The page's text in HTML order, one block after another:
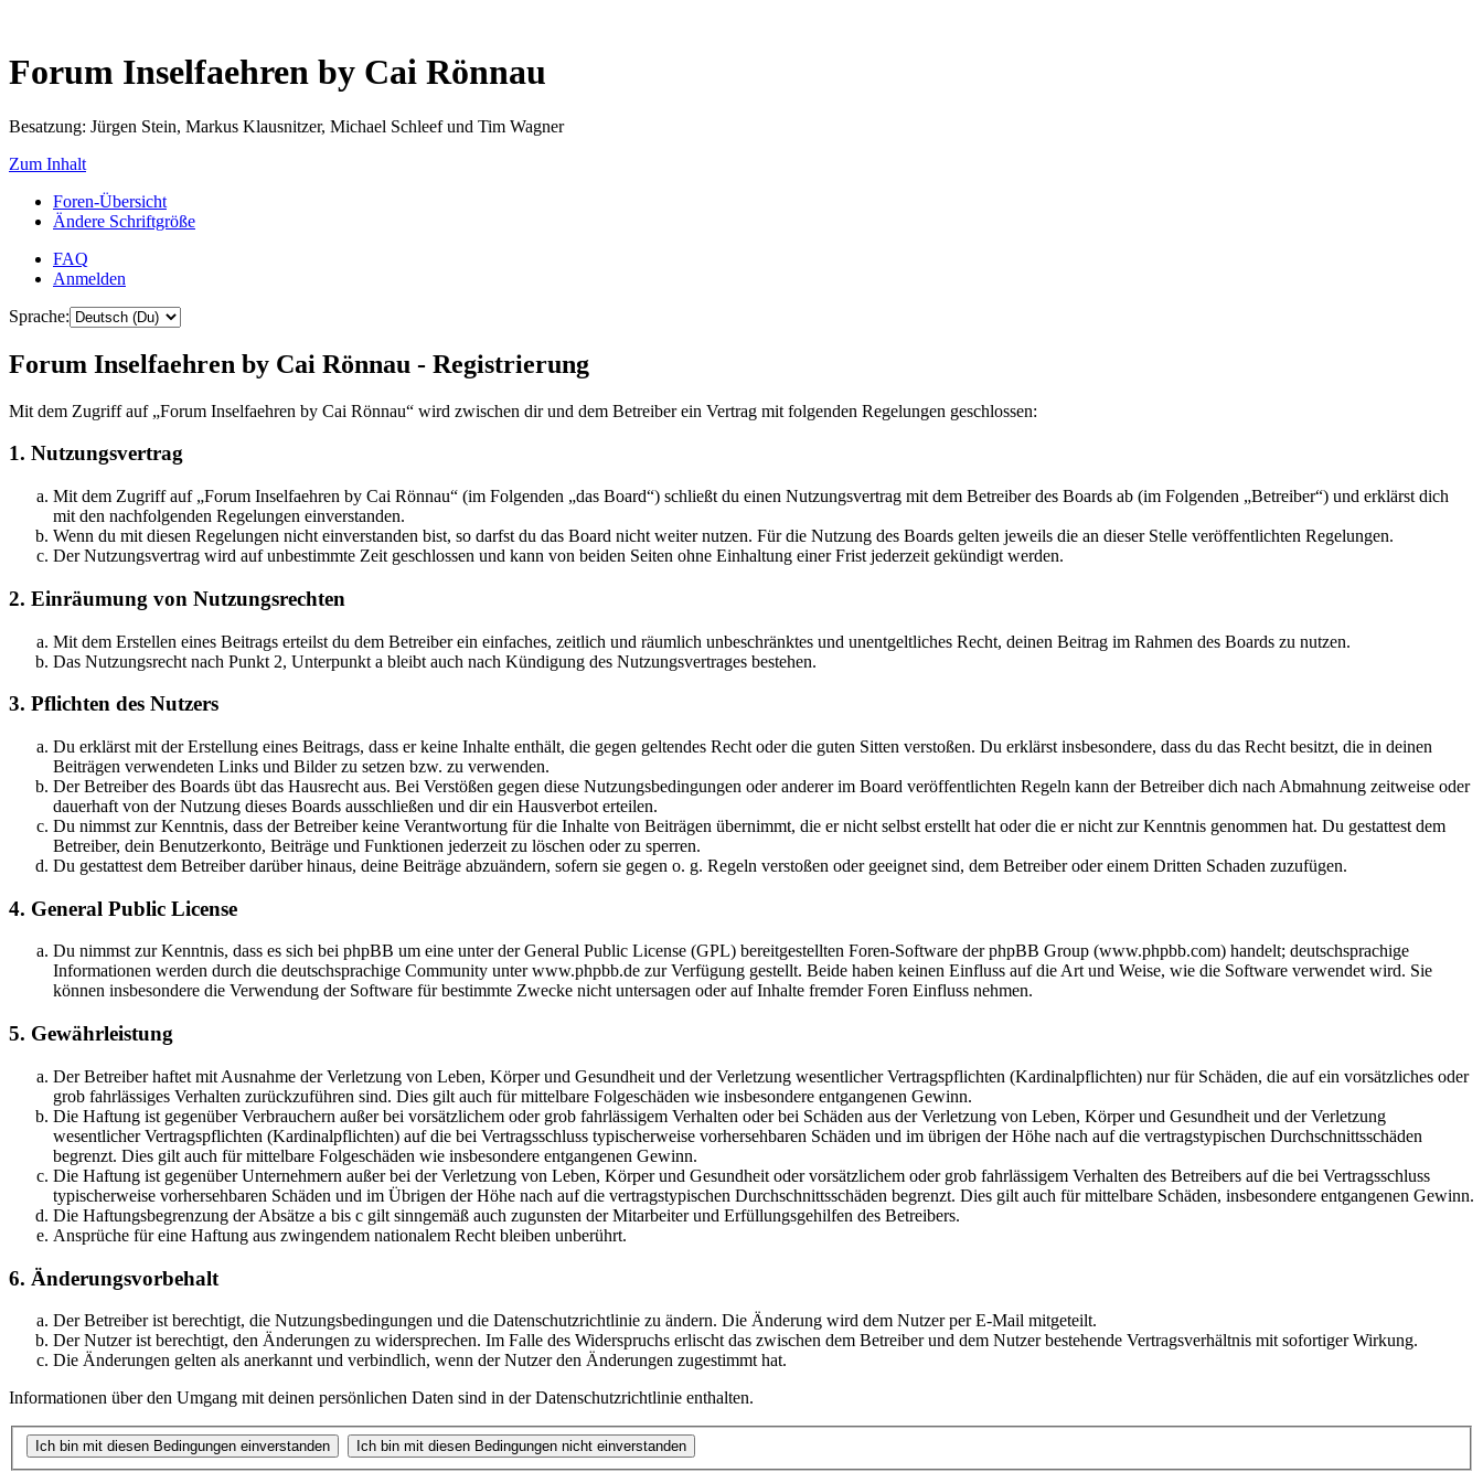
Forum Inselfaehren by Cai Rönnau
Besatzung: Jürgen Stein, Markus Klausnitzer, Michael Schleef und Tim Wagner
Zum Inhalt
Foren-Übersicht
Ändere Schriftgröße
FAQ
Anmelden
Sprache:
Forum Inselfaehren by Cai Rönnau - Registrierung
Mit dem Zugriff auf „Forum Inselfaehren by Cai Rönnau“ wird zwischen dir und dem Betreiber ein Vertrag mit folgenden Regelungen geschlossen:
1. Nutzungsvertrag
Mit dem Zugriff auf „Forum Inselfaehren by Cai Rönnau“ (im Folgenden „das Board“) schließt du einen Nutzungsvertrag mit dem Betreiber des Boards ab (im Folgenden „Betreiber“) und erklärst dich
mit den nachfolgenden Regelungen einverstanden.
Wenn du mit diesen Regelungen nicht einverstanden bist, so darfst du das Board nicht weiter nutzen. Für die Nutzung des Boards gelten jeweils die an dieser Stelle veröffentlichten Regelungen.
Der Nutzungsvertrag wird auf unbestimmte Zeit geschlossen und kann von beiden Seiten ohne Einhaltung einer Frist jederzeit gekündigt werden.
2. Einräumung von Nutzungsrechten
Mit dem Erstellen eines Beitrags erteilst du dem Betreiber ein einfaches, zeitlich und räumlich unbeschränktes und unentgeltliches Recht, deinen Beitrag im Rahmen des Boards zu nutzen.
Das Nutzungsrecht nach Punkt 2, Unterpunkt a bleibt auch nach Kündigung des Nutzungsvertrages bestehen.
3. Pflichten des Nutzers
Du erklärst mit der Erstellung eines Beitrags, dass er keine Inhalte enthält, die gegen geltendes Recht oder die guten Sitten verstoßen. Du erklärst insbesondere, dass du das Recht besitzt, die in deinen
Beiträgen verwendeten Links und Bilder zu setzen bzw. zu verwenden.
Der Betreiber des Boards übt das Hausrecht aus. Bei Verstößen gegen diese Nutzungsbedingungen oder anderer im Board veröffentlichten Regeln kann der Betreiber dich nach Abmahnung zeitweise oder
dauerhaft von der Nutzung dieses Boards ausschließen und dir ein Hausverbot erteilen.
Du nimmst zur Kenntnis, dass der Betreiber keine Verantwortung für die Inhalte von Beiträgen übernimmt, die er nicht selbst erstellt hat oder die er nicht zur Kenntnis genommen hat. Du gestattest dem
Betreiber, dein Benutzerkonto, Beiträge und Funktionen jederzeit zu löschen oder zu sperren.
Du gestattest dem Betreiber darüber hinaus, deine Beiträge abzuändern, sofern sie gegen o. g. Regeln verstoßen oder geeignet sind, dem Betreiber oder einem Dritten Schaden zuzufügen.
4. General Public License
Du nimmst zur Kenntnis, dass es sich bei phpBB um eine unter der General Public License (GPL) bereitgestellten Foren-Software der phpBB Group (www.phpbb.com) handelt; deutschsprachige
Informationen werden durch die deutschsprachige Community unter www.phpbb.de zur Verfügung gestellt. Beide haben keinen Einfluss auf die Art und Weise, wie die Software verwendet wird. Sie
können insbesondere die Verwendung der Software für bestimmte Zwecke nicht untersagen oder auf Inhalte fremder Foren Einfluss nehmen.
5. Gewährleistung
Der Betreiber haftet mit Ausnahme der Verletzung von Leben, Körper und Gesundheit und der Verletzung wesentlicher Vertragspflichten (Kardinalpflichten) nur für Schäden, die auf ein vorsätzliches oder
grob fahrlässiges Verhalten zurückzuführen sind. Dies gilt auch für mittelbare Folgeschäden wie insbesondere entgangenen Gewinn.
Die Haftung ist gegenüber Verbrauchern außer bei vorsätzlichem oder grob fahrlässigem Verhalten oder bei Schäden aus der Verletzung von Leben, Körper und Gesundheit und der Verletzung
wesentlicher Vertragspflichten (Kardinalpflichten) auf die bei Vertragsschluss typischerweise vorhersehbaren Schäden und im übrigen der Höhe nach auf die vertragstypischen Durchschnittsschäden
begrenzt. Dies gilt auch für mittelbare Folgeschäden wie insbesondere entgangenen Gewinn.
Die Haftung ist gegenüber Unternehmern außer bei der Verletzung von Leben, Körper und Gesundheit oder vorsätzlichem oder grob fahrlässigem Verhalten des Betreibers auf die bei Vertragsschluss
typischerweise vorhersehbaren Schäden und im Übrigen der Höhe nach auf die vertragstypischen Durchschnittsschäden begrenzt. Dies gilt auch für mittelbare Schäden, insbesondere entgangenen Gewinn.
Die Haftungsbegrenzung der Absätze a bis c gilt sinngemäß auch zugunsten der Mitarbeiter und Erfüllungsgehilfen des Betreibers.
Ansprüche für eine Haftung aus zwingendem nationalem Recht bleiben unberührt.
6. Änderungsvorbehalt
Der Betreiber ist berechtigt, die Nutzungsbedingungen und die Datenschutzrichtlinie zu ändern. Die Änderung wird dem Nutzer per E-Mail mitgeteilt.
Der Nutzer ist berechtigt, den Änderungen zu widersprechen. Im Falle des Widerspruchs erlischt das zwischen dem Betreiber und dem Nutzer bestehende Vertragsverhältnis mit sofortiger Wirkung.
Die Änderungen gelten als anerkannt und verbindlich, wenn der Nutzer den Änderungen zugestimmt hat.
Informationen über den Umgang mit deinen persönlichen Daten sind in der Datenschutzrichtlinie enthalten.